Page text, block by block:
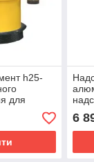
h25-
для
6